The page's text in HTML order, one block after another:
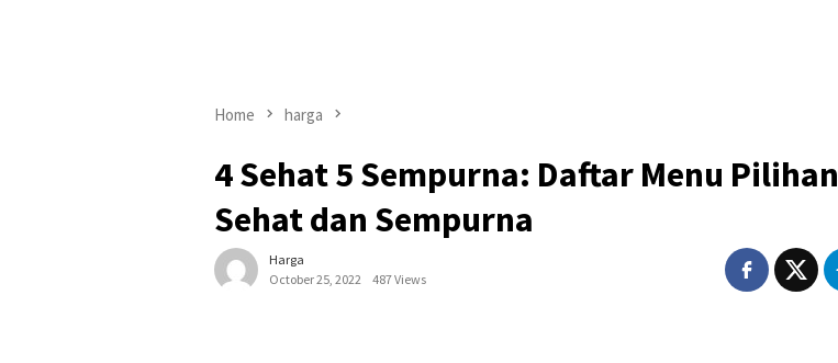
Home harga
4 Sehat 5 Sempurna: Daftar Menu Pilihan
Sehat dan Sempurna
Harga
October 25, 2022
487 Views